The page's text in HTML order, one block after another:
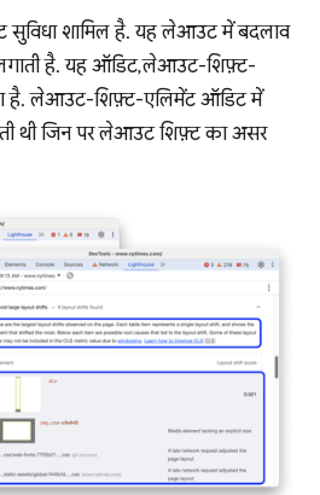
सुविधा शामिल है. यह लेआउट में बदलाव
है. यह ऑडिट, लेआउट-शिफ़्ट-
है. लेआउट-शिफ़्ट-एलिमेंट ऑडिट में
थी जिन पर लेआउट शिफ़्ट का असर